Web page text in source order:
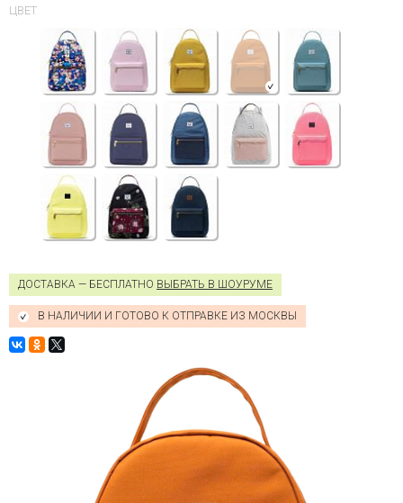
ЦВЕТ
ДОСТАВКА — БЕСПЛАТНО ВЫБРАТЬ В ШОУРУМЕ
В НАЛИЧИИ И ГОТОВО К ОТПРАВКЕ ИЗ МОСКВЫ